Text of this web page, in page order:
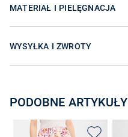
MATERIAŁ I PIELĘGNACJA
WYSYŁKA I ZWROTY
PODOBNE ARTYKUŁY